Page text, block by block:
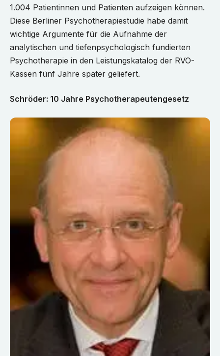
1.004 Patientinnen und Patienten aufzeigen können.
Diese Berliner Psychotherapiestudie habe damit
wichtige Argumente für die Aufnahme der
analytischen und tiefenpsychologisch fundierten
Psychotherapie in den Leistungskatalog der RVO-
Kassen fünf Jahre später geliefert.
Schröder: 10 Jahre Psychotherapeutengesetz